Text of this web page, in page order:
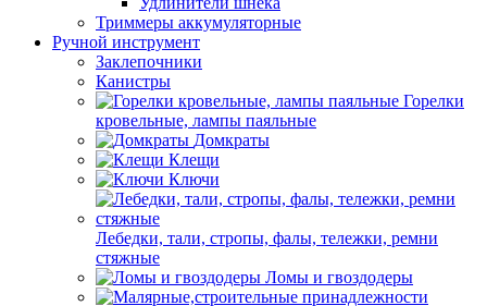
Триммеры аккумуляторные
Ручной инструмент
Заклепочники
Канистры
Горелки
кровельные, лампы паяльные
Домкраты
Клещи
Ключи
Лебедки, тали, стропы, фалы, тележки, ремни
стяжные
Ломы и гвоздодеры